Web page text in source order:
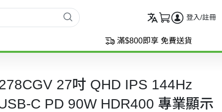
登入/註冊
滿$800即享 免費送貨
27吋 QHD IPS 144Hz
C PD 90W HDR400 專業顯示